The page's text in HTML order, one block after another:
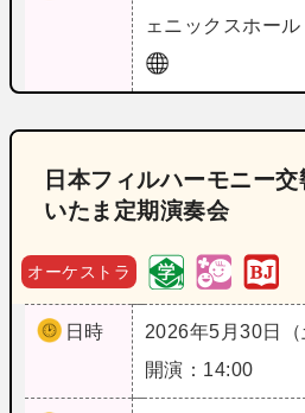
ェニックスホール
日本フィルハーモニー
いたま定期演奏会
オーケストラ
日時
2026年5月30日（
開演：14:00